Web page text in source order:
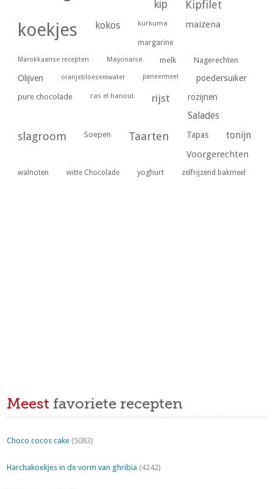
kip Kipfilet
koekjes kokos kurkuma maizena
margarine
Marokkaanse recepten Mayonaise melk Nagerechten
Olijven oranjebloesemwater paneermeel poedersuiker
pure chocolade ras el hanout rijst rozijnen
Salades
slagroom Soepen Taarten Tapas tonijn
Voorgerechten
walnoten witte Chocolade yoghurt zelfrijzend bakmeel
Meest favoriete recepten
Choco cocos cake (5083)
Harchakoekjes in de vorm van ghribia (4242)